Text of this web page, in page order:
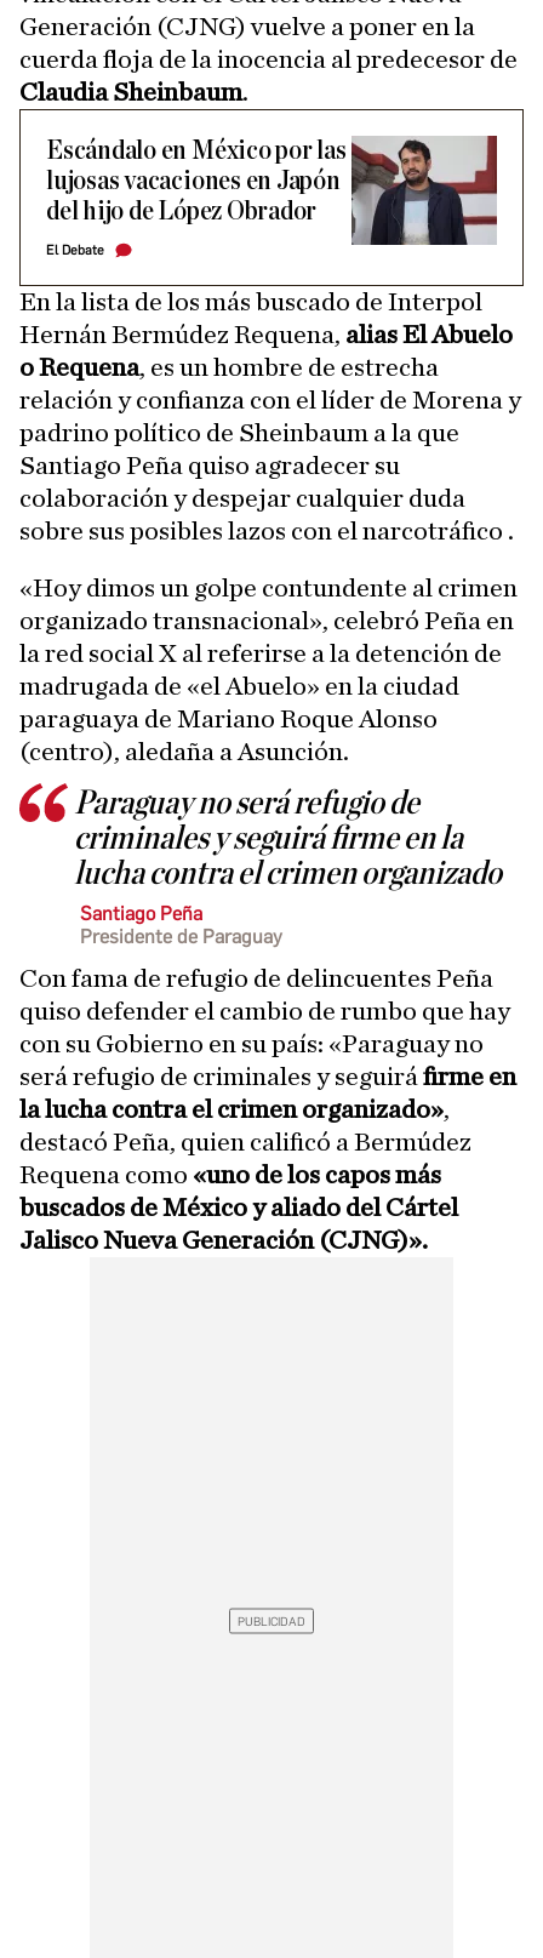
Generación (CJNG) vuelve a poner en la
cuerda floja de la inocencia al predecesor de
Claudia Sheinbaum.
Escándalo en México por las
lujosas vacaciones en Japón
del hijo de López Obrador
El Debate
En la lista de los más buscado de Interpol
Hernán Bermúdez Requena, alias El Abuelo
o Requena, es un hombre de estrecha
relación y confianza con el líder de Morena y
padrino político de Sheinbaum a la que
Santiago Peña quiso agradecer su
colaboración y despejar cualquier duda
sobre sus posibles lazos con el narcotráfico .
«Hoy dimos un golpe contundente al crimen
organizado transnacional», celebró Peña en
la red social X al referirse a la detención de
madrugada de «el Abuelo» en la ciudad
paraguaya de Mariano Roque Alonso
(centro), aledaña a Asunción.
Paraguay no será refugio de
criminales y seguirá firme en la
lucha contra el crimen organizado
Santiago Peña
Presidente de Paraguay
Con fama de refugio de delincuentes Peña
quiso defender el cambio de rumbo que hay
con su Gobierno en su país: «Paraguay no
será refugio de criminales y seguirá firme en
la lucha contra el crimen organizado»,
destacó Peña, quien calificó a Bermúdez
Requena como «uno de los capos más
buscados de México y aliado del Cártel
Jalisco Nueva Generación (CJNG)».